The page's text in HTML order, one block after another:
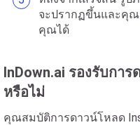
จะปรากฏขึ้นและคุ
คุณได้
InDown.ai รองรับกา
หรือไม่
คุณสมบัติการดาวน์โหลด